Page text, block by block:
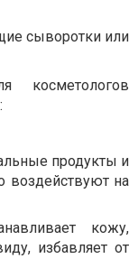
сыворотки или
косметологов
продукты и
воздействуют на
кожу,
избавляет от